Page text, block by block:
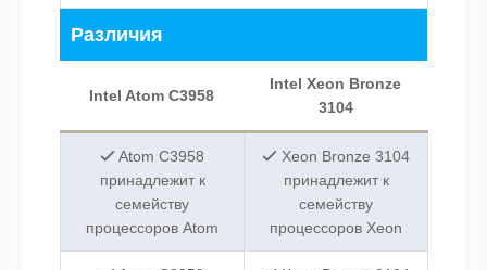
Различия
Intel Atom C3958
Intel Xeon Bronze
3104
Atom C3958
принадлежит к
семейству
процессоров Atom
Xeon Bronze 3104
принадлежит к
семейству
процессоров Xeon